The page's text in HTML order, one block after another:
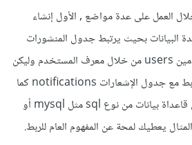
العمل على عدة مواضع , الأول إنشاء
البيانات بحيث يرتبط جدول المنشورات
posts مع جدول المستخدمين users من خلال معرف المستخدم وليكن
ui الذي ستستعمله أيضاً للربط مع جدول الإشعارات notifications كما
في المثال أدناه. قد تستعمل قاعداة بيانات من نوع sql مثل mysql أو